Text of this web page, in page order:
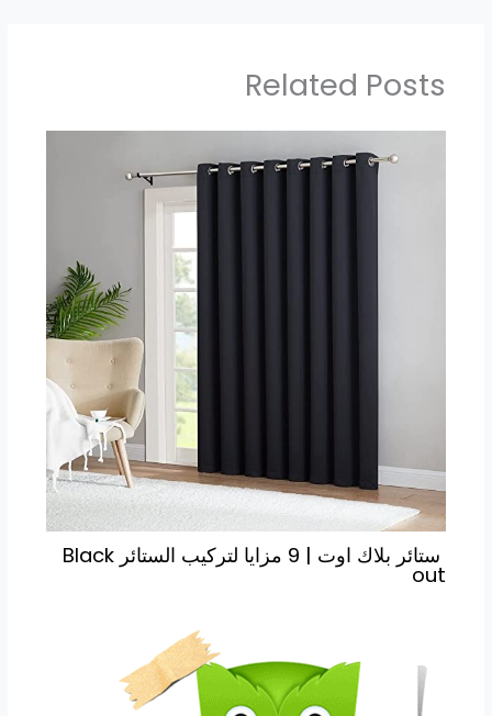
Related Posts
ستائر بلاك اوت | 9 مزايا لتركيب الستائر Black
out